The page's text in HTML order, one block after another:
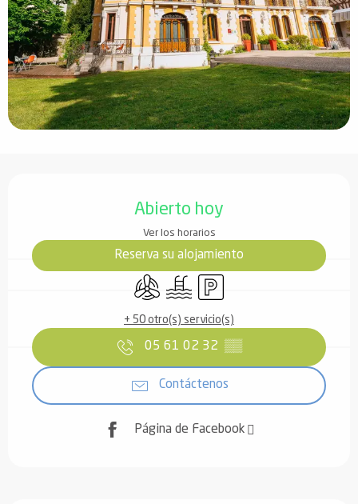
Abierto hoy
Ver los horarios
Reserva su alojamiento
Aire Acondicionado
PiscinaAparcamiento
+ 50 otro(s) servicio(s)
05 61 02 32 ▒▒
Contáctenos
Página de Facebook